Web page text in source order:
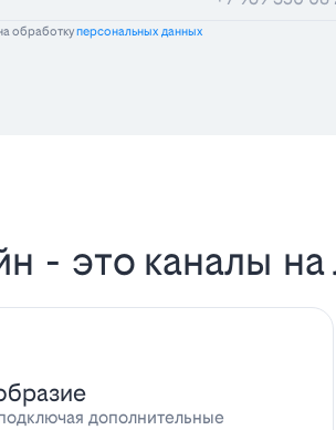
обработкуперсональных данных
- это каналы
дополнительные